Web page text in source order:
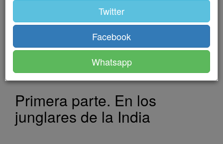
Más difícil que la conquista es
guardar lo que se ha conquistado.
JULIO CÉSAR
Primera parte. En los
junglares de la India
Twitter
Facebook
Whatsapp